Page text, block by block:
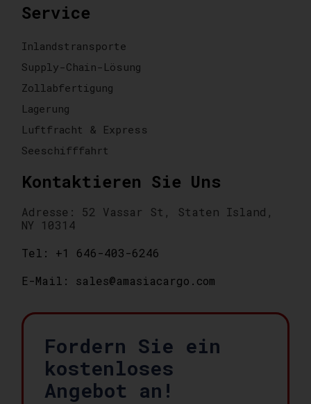
Service
Inlandstransporte
Supply-Chain-Lösung
Zollabfertigung
Lagerung
Luftfracht & Express
Seeschifffahrt
Kontaktieren Sie Uns
Adresse: 52 Vassar St, Staten Island,
NY 10314
Tel: +1 646-403-6246
E-Mail: sales@amasiacargo.com
Fordern Sie ein
kostenloses
Angebot an!